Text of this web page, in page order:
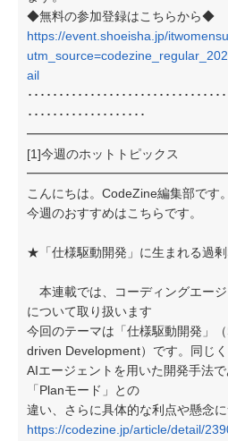
◆無料の参加登録はこちらから◆
https://event.shoeisha.jp/
ail
･･･････････････････････････････
･･･････････････････
[1]今週のホットトピックス
こんにちは。CodeZine編集部です。
今週のおすすめはこちらです。
★「仕様駆動開発」に生まれる過
本連載では、コーディングエー
について取り扱います
今回のテーマは「仕様駆動開発」
driven Development）です。同じく
AIエージェントを用いた開発手法
「Planモード」との
違い、さらに具体的な利点や懸念に
https://codezine.jp/article/detail/